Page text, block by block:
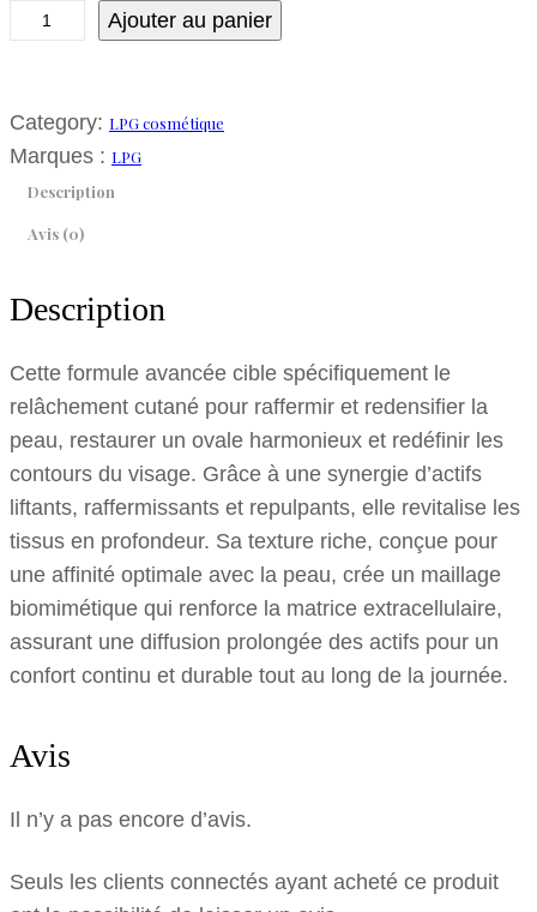
Ajouter au panier
Category: LPG cosmétique
Marques : LPG
Description
Avis (0)
Description
Cette formule avancée cible spécifiquement le
relâchement cutané pour raffermir et redensifier la
peau, restaurer un ovale harmonieux et redéfinir les
contours du visage. Grâce à une synergie d’actifs
liftants, raffermissants et repulpants, elle revitalise les
tissus en profondeur. Sa texture riche, conçue pour
une affinité optimale avec la peau, crée un maillage
biomimétique qui renforce la matrice extracellulaire,
assurant une diffusion prolongée des actifs pour un
confort continu et durable tout au long de la journée.
Avis
Il n’y a pas encore d’avis.
Seuls les clients connectés ayant acheté ce produit